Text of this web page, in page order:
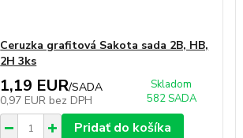
Ceruzka grafitová Sakota sada 2B, HB,
2H 3ks
1,19 EUR/SADA
0,97 EUR bez DPH
Skladom
582 SADA
Pridať do košíka